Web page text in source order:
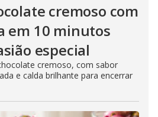
cremoso com
em 10 minutos
especial
cremoso, com sabor
e calda brilhante para encerrar